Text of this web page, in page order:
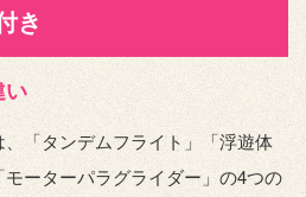
き
い
「タンデムフライト」「浮遊体
ーターパラグライダー」の4つの